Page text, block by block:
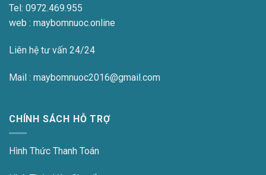
Tel: 0972.469.955
web : maybomnuoc.online
Liên hệ tư vấn 24/24
Mail : maybomnuoc2016@gmail.com
CHÍNH SÁCH HỖ TRỢ
Hình Thức Thanh Toán